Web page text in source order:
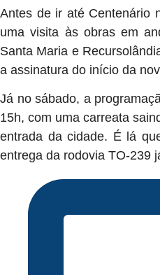
Antes de ir até Centenário
uma visita às obras em
Santa Maria e
a assinatura do início da
Já no sábado, a
15h, com uma carreata
entrada da cidade. É lá
entrega da rodovia TO-239